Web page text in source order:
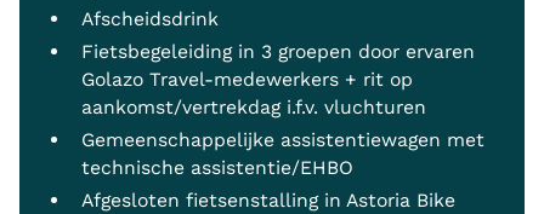
Afscheidsdrink
Fietsbegeleiding in 3 groepen door ervaren
Golazo Travel-medewerkers + rit op
aankomst/vertrekdag i.f.v. vluchturen
Gemeenschappelijke assistentiewagen met
technische assistentie/EHBO
Afgesloten fietsenstalling in Astoria Bike